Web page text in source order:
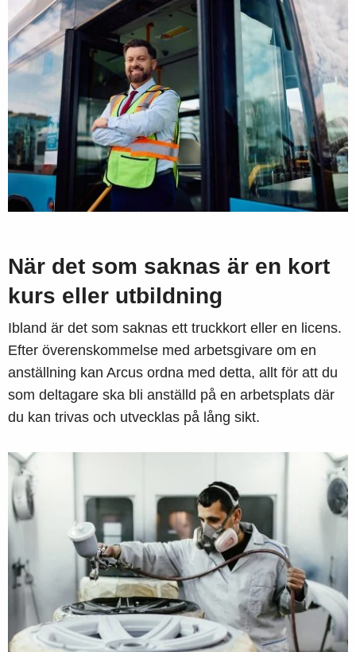
När det som saknas är en kort
kurs eller utbildning
Ibland är det som saknas ett truckkort eller en licens.
Efter överenskommelse med arbetsgivare om en
anställning kan Arcus ordna med detta, allt för att du
som deltagare ska bli anställd på en arbetsplats där
du kan trivas och utvecklas på lång sikt.